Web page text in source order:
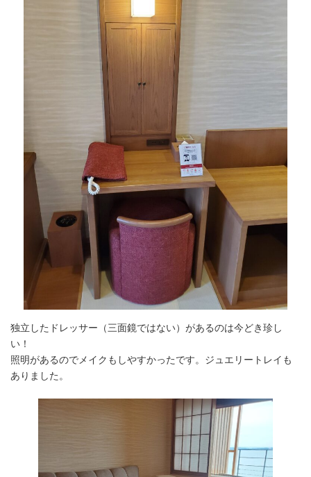
独立したドレッサー（三面鏡ではない）があるのは今どき珍し
い！
照明があるのでメイクもしやすかったです。ジュエリートレイも
ありました。